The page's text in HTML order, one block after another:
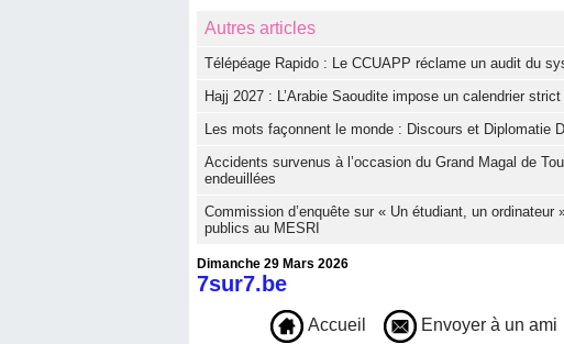
Autres articles
Télépéage Rapido : Le CCUAPP réclame un audit du
Hajj 2027 : L’Arabie Saoudite impose un calendrier
Les mots façonnent le monde : Discours et Diplomatie
Accidents survenus à l’occasion du Grand Magal de
endeuillées
Commission d’enquête sur « Un étudiant, un
publics au MESRI
Dimanche 29 Mars 2026
7sur7.be
Accueil Envoyer à un ami